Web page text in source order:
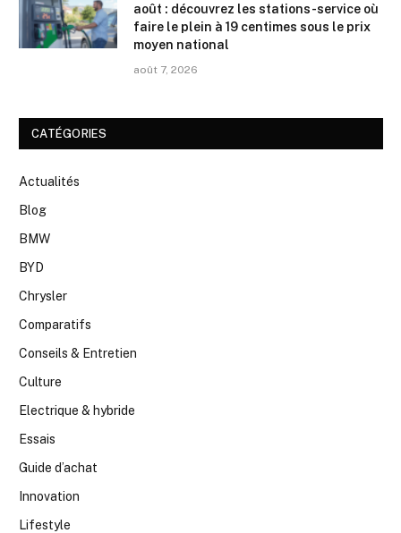
août : découvrez les stations-service où
faire le plein à 19 centimes sous le prix
moyen national
août 7, 2026
CATÉGORIES
Actualités
Blog
BMW
BYD
Chrysler
Comparatifs
Conseils & Entretien
Culture
Electrique & hybride
Essais
Guide d’achat
Innovation
Lifestyle